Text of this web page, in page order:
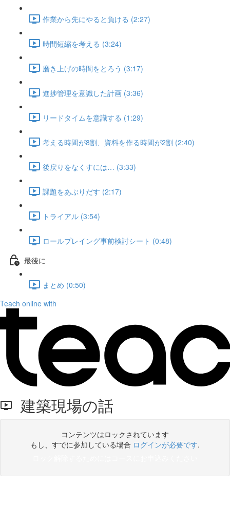
作業から先にやると負ける (2:27)
時間短縮を考える (3:24)
磨き上げの時間をとろう (3:17)
進捗管理を意識した計画 (3:36)
リードタイムを意識する (1:29)
考える時間が8割、資料を作る時間が2割 (2:40)
後戻りをなくすには… (3:33)
課題をあぶりだす (2:17)
トライアル (3:54)
ロールプレイング事前検討シート (0:48)
最後に
まとめ (0:50)
Teach online with
建築現場の話
コンテンツはロックされています
もし、すでに参加している場合 ログインが必要です.